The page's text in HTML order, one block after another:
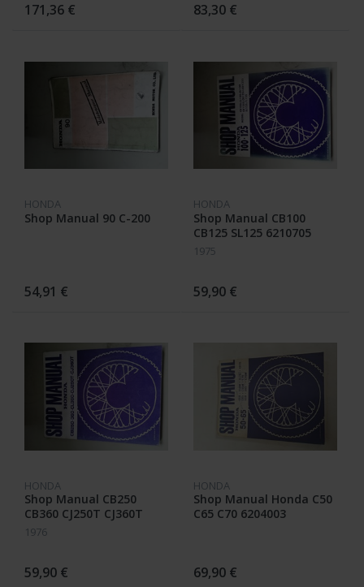
171,36 € 83,30 €
HONDA
Shop Manual 90 C-200
54,91 €
HONDA
Shop Manual CB100
CB125 SL125 6210705
1975
59,90 €
HONDA
Shop Manual CB250
CB360 CJ250T CJ360T
6136906
1976
59,90 €
HONDA
Shop Manual Honda C50
C65 C70 6204003
69,90 €